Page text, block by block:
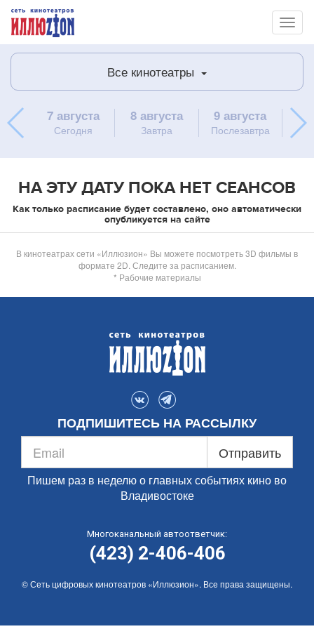
Все кинотеатры
7 августа
Сегодня
8 августа
Завтра
9 августа
Послезавтра
10
НА ЭТУ ДАТУ ПОКА НЕТ СЕАНСОВ
Как только расписание будет составлено, оно автоматически
опубликуется на сайте
В кинотеатрах сети «Иллюзион» Вы можете посмотреть 3D фильмы в
формате 2D. Следите за расписанием.
* Рабочие материалы
ПОДПИШИТЕСЬ НА РАССЫЛКУ
Отправить
Пишем раз в неделю о главных событиях кино во
Владивостоке
Многоканальный автоответчик:
(423) 2-406-406
© Сеть цифровых кинотеатров «Иллюзион». Все права защищены.